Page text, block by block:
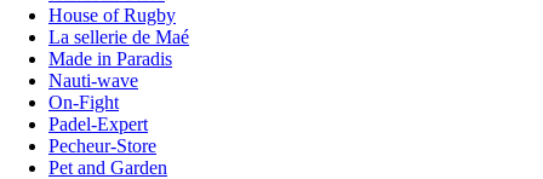
House of Rugby
La sellerie de Maé
Made in Paradis
Nauti-wave
On-Fight
Padel-Expert
Pecheur-Store
Pet and Garden